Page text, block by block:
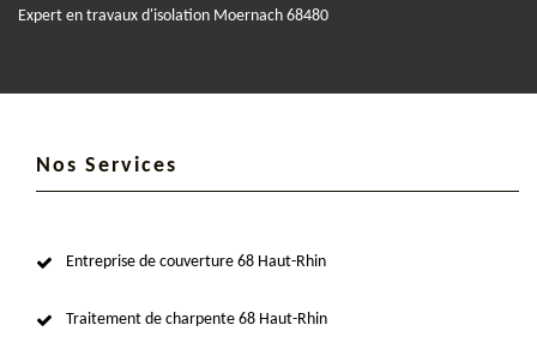
Expert en travaux d'isolation Moernach 68480
Nos Services
Entreprise de couverture 68 Haut-Rhin
Traitement de charpente 68 Haut-Rhin